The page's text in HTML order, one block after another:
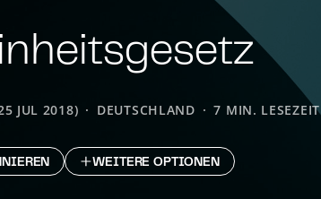
JUL 2018) DEUTSCHLAND 7 MIN. LESEZEIT
WEITERE OPTIONEN